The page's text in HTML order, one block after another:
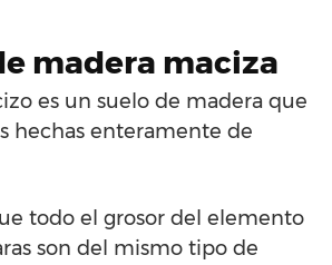
madera maciza
es un suelo de madera que
hechas enteramente de
todo el grosor del elemento
son del mismo tipo de